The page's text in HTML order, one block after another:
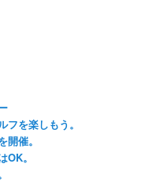
を楽しもう。
催。
。